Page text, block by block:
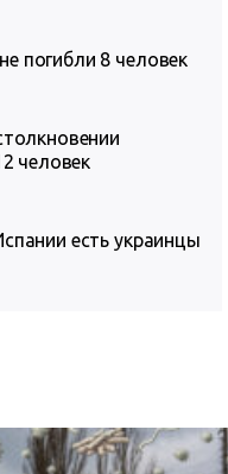
погибли 8 человек
человек
есть украинцы